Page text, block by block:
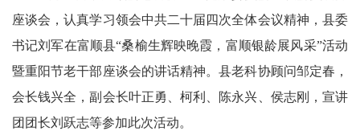
三
农
智
慧
座谈会，认真学习领会中共二十届四次全体会议精神，县委
书记刘军在富顺县“桑榆生辉映晚霞，富顺银龄展风采”活动
暨重阳节老干部座谈会的讲话精神。县老科协顾问邹定春，
会长钱兴全，副会长叶正勇、柯利、陈永兴、侯志刚，宣讲
团团长刘跃志等参加此次活动。